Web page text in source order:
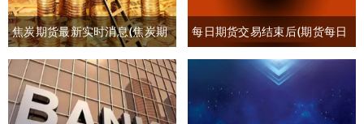
焦炭期货最新实时消息(焦炭期
货最新行情分析)
每日期货交易结束后(期货每日
交易时间)